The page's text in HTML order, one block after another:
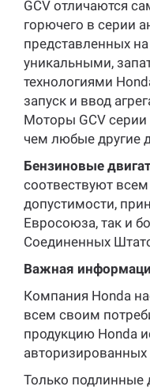
GСV отличаются
горючего в серии
представленных
уникальными,
технологиями
запуск и ввод
Моторы GСV серии
чем любые другие
Бензиновые
соотвествуют
допустимости,
Евросоюза, так и
Соединенных
Важная
Компания Honda
всем своим
продукцию Honda
Только подлинные